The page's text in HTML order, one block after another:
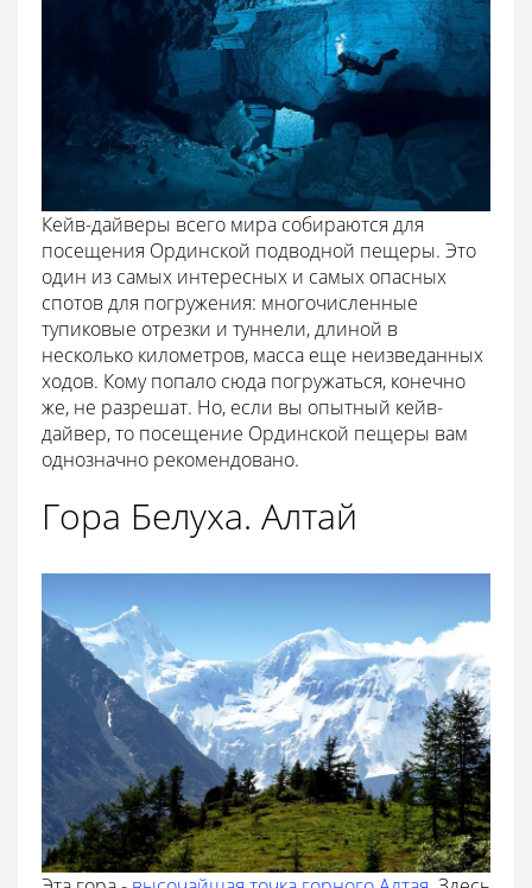
Кейв-дайверы всего мира собираются для
посещения Ординской подводной пещеры. Это
один из самых интересных и самых опасных
спотов для погружения: многочисленные
тупиковые отрезки и туннели, длиной в
несколько километров, масса еще неизведанных
ходов. Кому попало сюда погружаться, конечно
же, не разрешат. Но, если вы опытный кейв-
дайвер, то посещение Ординской пещеры вам
однозначно рекомендовано.
Гора Белуха. Алтай